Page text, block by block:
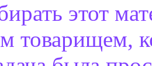
этот
товарищем,